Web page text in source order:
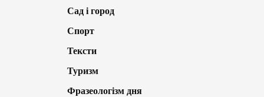
Сад і город
Спорт
Тексти
Туризм
Фразеологізм дня